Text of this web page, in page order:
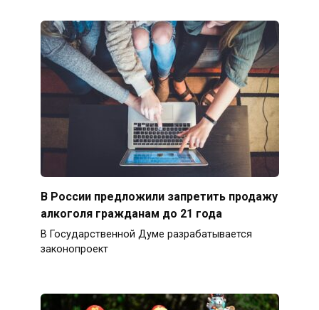
В России предложили запретить продажу
алкоголя гражданам до 21 года
В Государственной Думе разрабатывается
законопроект